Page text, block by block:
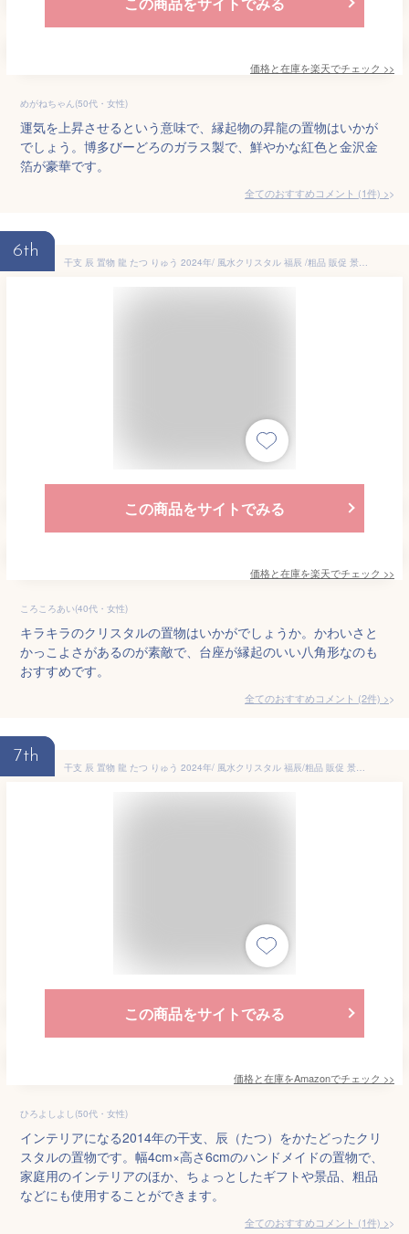
価格と在庫を楽天でチェック >>
めがねちゃん(50代・女性)
運気を上昇させるという意味で、縁起物の昇龍の置物はいかが
でしょう。博多びーどろのガラス製で、鮮やかな紅色と金沢金
箔が豪華です。
全てのおすすめコメント (1件) >
6th
干支 辰 置物 龍 たつ りゅう 2024年/ 風水クリスタル 福辰 /粗品 販促 景品 縁起 町内会 敬老会 神社 寺社 年末 年始 家庭用 業務用
この商品をサイトでみる
価格と在庫を楽天でチェック >>
ころころあい(40代・女性)
キラキラのクリスタルの置物はいかがでしょうか。かわいさと
かっこよさがあるのが素敵で、台座が縁起のいい八角形なのも
おすすめです。
全てのおすすめコメント (2件) >
7th
干支 辰 置物 龍 たつ りゅう 2024年/ 風水クリスタル 福辰/粗品 販促 景品 縁起 町内会 敬老会 神社 寺社 年末 年始 家庭用 業務用
この商品をサイトでみる
価格と在庫をAmazonでチェック >>
ひろよしよし(50代・女性)
インテリアになる2014年の干支、辰（たつ）をかたどったクリ
スタルの置物です。幅4cm×高さ6cmのハンドメイドの置物で、
家庭用のインテリアのほか、ちょっとしたギフトや景品、粗品
などにも使用することができます。
全てのおすすめコメント (1件) >